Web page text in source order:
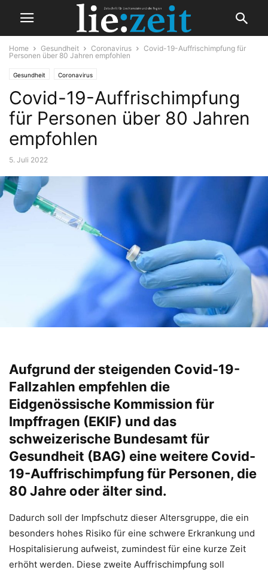
Home Gesundheit Coronavirus
Covid-19-Auffrischimpfung für
Personen über 80 Jahren empfohlen
Gesundheit Coronavirus
Covid-19-Auffrischimpfung
für Personen über 80 Jahren
empfohlen
5. Juli 2022
Aufgrund der steigenden Covid-19-
Fallzahlen empfehlen die
Eidgenössische Kommission für
Impffragen (EKIF) und das
schweizerische Bundesamt für
Gesundheit (BAG) eine weitere Covid-
19-Auffrischimpfung für Personen, die
80 Jahre oder älter sind.
Dadurch soll der Impfschutz dieser Altersgruppe, die ein
besonders hohes Risiko für eine schwere Erkrankung und
Hospitalisierung aufweist, zumindest für eine kurze Zeit
erhöht werden. Diese zweite Auffrischimpfung soll